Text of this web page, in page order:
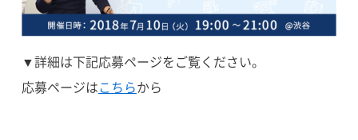
▼詳細は下記応募ページをご覧ください。
応募ページは こちらから